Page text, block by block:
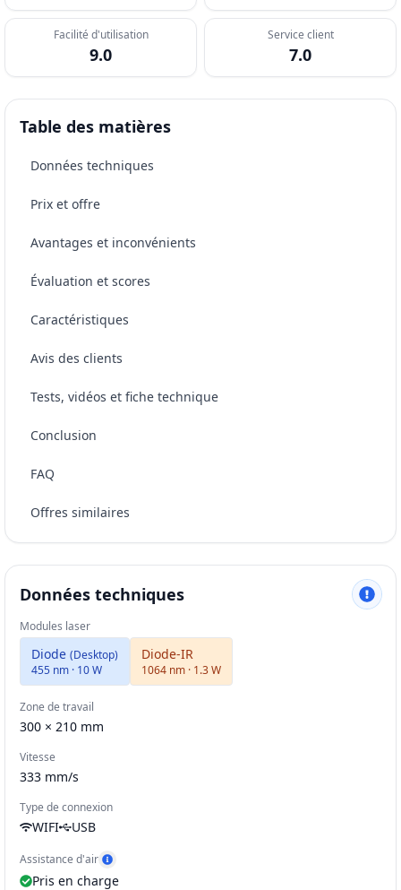
Facilité d'utilisation
9.0
Service client
7.0
Table des matières
Données techniques
Prix et offre
Avantages et inconvénients
Évaluation et scores
Caractéristiques
Avis des clients
Tests, vidéos et fiche technique
Conclusion
FAQ
Offres similaires
Données techniques
Modules laser
Diode (Desktop)
455 nm · 10 W
Diode-IR
1064 nm · 1.3 W
Zone de travail
300 × 210 mm
Vitesse
333 mm/s
Type de connexion
WIFI USB
Assistance d'air Afficher l'exemple Air Assist
Pris en charge